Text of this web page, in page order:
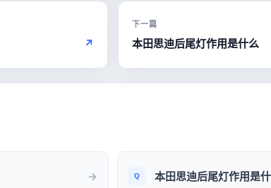
↗
下一篇
本田思迪后尾灯作用是什么
本田思迪后尾灯作用是